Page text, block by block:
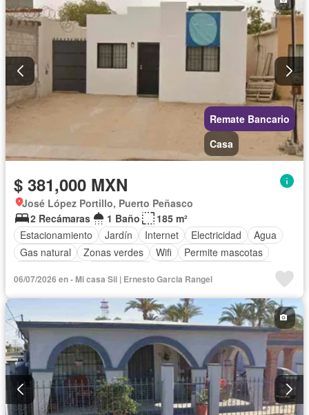
Remate Bancario
Casa
$ 381,000 MXN
José López Portillo, Puerto Peñasco
2 Recámaras
1 Baño
185 m²
Estacionamiento
Jardín Internet Electricidad
Agua
Gas natural
Zonas verdes Wifi
Permite mascotas
06/07/2026 en - Mi casa Sii | Ernesto Garcia Rangel